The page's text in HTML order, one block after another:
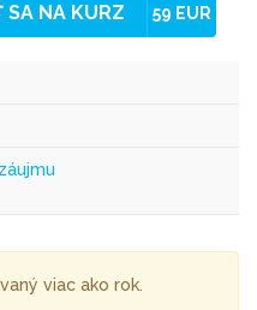
SA NA KURZ 59 EUR
viac ako rok.